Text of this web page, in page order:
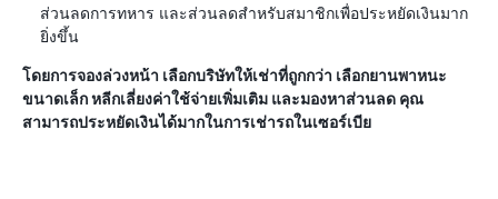
ส่วนลดการทหาร และส่วนลดสำหรับสมาชิกเพื่อประหยัดเงินมาก
ยิ่งขึ้น
โดยการจองล่วงหน้า เลือกบริษัทให้เช่าที่ถูกกว่า เลือกยานพาหนะ
ขนาดเล็ก หลีกเลี่ยงค่าใช้จ่ายเพิ่มเติม และมองหาส่วนลด คุณ
สามารถประหยัดเงินได้มากในการเช่ารถในเซอร์เบีย